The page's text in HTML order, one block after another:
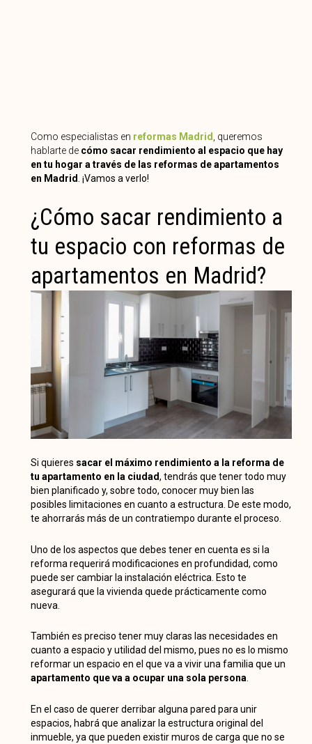
Como especialistas en reformas Madrid, queremos
hablarte de cómo sacar rendimiento al espacio que hay
en tu hogar a través de las reformas de apartamentos
en Madrid. ¡Vamos a verlo!
¿Cómo sacar rendimiento a
tu espacio con reformas de
apartamentos en Madrid?
Si quieres sacar el máximo rendimiento a la reforma de
tu apartamento en la ciudad, tendrás que tener todo muy
bien planificado y, sobre todo, conocer muy bien las
posibles limitaciones en cuanto a estructura. De este modo,
te ahorrarás más de un contratiempo durante el proceso.
Uno de los aspectos que debes tener en cuenta es si la
reforma requerirá modificaciones en profundidad, como
puede ser cambiar la instalación eléctrica. Esto te
asegurará que la vivienda quede prácticamente como
nueva.
También es preciso tener muy claras las necesidades en
cuanto a espacio y utilidad del mismo, pues no es lo mismo
reformar un espacio en el que va a vivir una familia que un
apartamento que va a ocupar una sola persona.
En el caso de querer derribar alguna pared para unir
espacios, habrá que analizar la estructura original del
inmueble, ya que pueden existir muros de carga que no se